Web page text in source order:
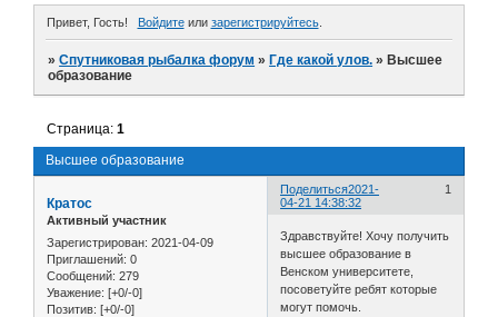
Привет, Гость! Войдитеили зарегистрируйтесь.
»Спутниковая рыбалка форум » Где какой улов. » Высшее
образование
Высшее образование
Страница:1
Поделиться 1
2021-
04-21 14:38:32
Кратос
Активный участник
Зарегистрирован: 2021-04-09
Приглашений: 0
Сообщений: 279
Уважение: [+0/-0]
Позитив: [+0/-0]
Здравствуйте! Хочу получить
высшее образование в
Венском университете,
посоветуйте ребят которые
могут помочь.